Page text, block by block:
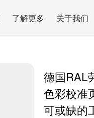
了解更多 关于我们
德国RAL
色彩校准
可或缺的